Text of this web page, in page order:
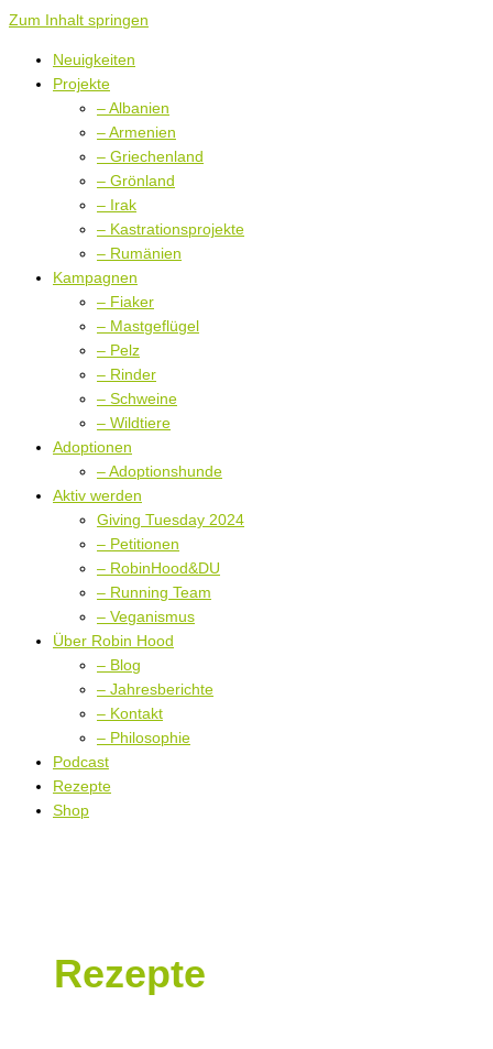
Zum Inhalt springen
Neuigkeiten
Projekte
– Albanien
– Armenien
– Griechenland
– Grönland
– Irak
– Kastrationsprojekte
– Rumänien
Kampagnen
– Fiaker
– Mastgeflügel
– Pelz
– Rinder
– Schweine
– Wildtiere
Adoptionen
– Adoptionshunde
Aktiv werden
Giving Tuesday 2024
– Petitionen
– RobinHood&DU
– Running Team
– Veganismus
Über Robin Hood
– Blog
– Jahresberichte
– Kontakt
– Philosophie
Podcast
Rezepte
Shop
Rezepte